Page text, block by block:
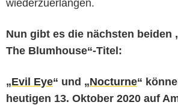
wiederzuerlangen.
Nun gibt es die nächsten beiden
The Blumhouse“-Titel:
„Evil Eye“ und „Nocturne“
heutigen 13. Oktober 2020 auf